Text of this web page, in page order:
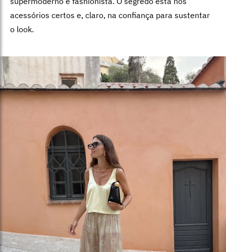
acessórios certos e, claro, na confiança para sustentar
o look.